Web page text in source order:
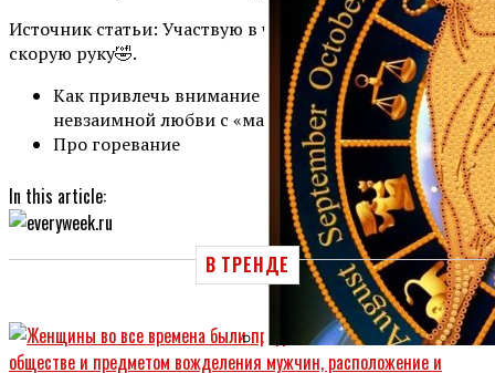
Источник статьи: Участвую в челлендж Дзена, на
скорую руку🤣.
Как привлечь внимание мужчины и история о
невзаимной любви с «магией»
Про горевание
In this article:
В ТРЕНДЕ